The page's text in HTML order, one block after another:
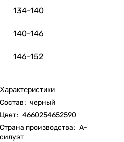
134-140
140-146
146-152
Характеристики
Состав: черный
Цвет: 4660254652590
Страна производства: А-
силуэт